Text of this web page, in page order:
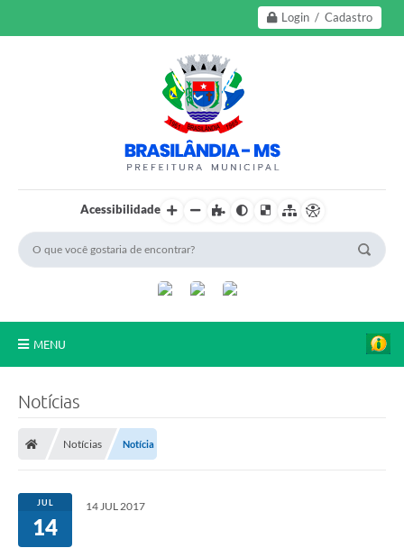
Login / Cadastro
Acessibilidade
MENU
Transparência
Câmara Municipal
Notícias
Notícias Notícia
JUL
14
14 JUL 2017